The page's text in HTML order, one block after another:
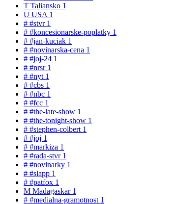
T Taliansko 1
U USA 1
# #stvr 1
# #koncesionarske-poplatky 1
# #jan-kuciak 1
# #novinarska-cena 1
# #joj-24 1
# #nrsr 1
# #nyt 1
# #cbs 1
# #nbc 1
# #fcc 1
# #the-late-show 1
# #the-tonight-show 1
# #stephen-colbert 1
# #joj 1
# #markiza 1
# #rada-stvr 1
# #novinarky 1
# #slapp 1
# #patfox 1
M Madagaskar 1
# #medialna-gramotnost 1